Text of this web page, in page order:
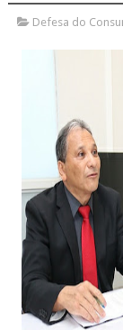
Defesa do